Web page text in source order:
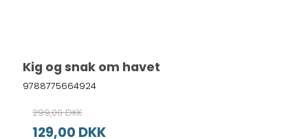
Kig og snak om havet
9788775664924
299,00 DKK
129,00 DKK